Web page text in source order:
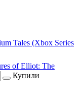
Tales (Xbox Series
of Elliot: The
Купили